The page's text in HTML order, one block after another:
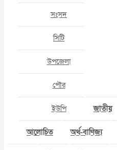
সংসদ
সিটি
উপজেলা
পৌর
ইউপি জাতীয়
আলোচিত অর্থ-বাণিজ্য